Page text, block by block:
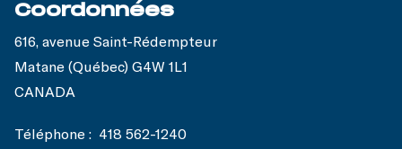
Coordonnées
616, avenue Saint-Rédempteur
Matane (Québec) G4W 1L1
CANADA
Téléphone : 418 562-1240